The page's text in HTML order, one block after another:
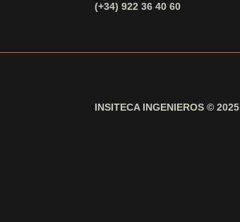
(+34) 922 36 40 60
INSITECA INGENIEROS © 2025